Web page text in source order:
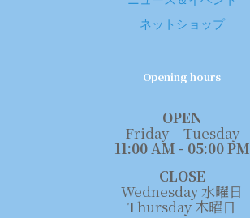
ネットショップ
Opening hours
OPEN
Friday – Tuesday
11:00 AM - 05:00 PM
CLOSE
Wednesday 水曜日
Thursday 木曜日